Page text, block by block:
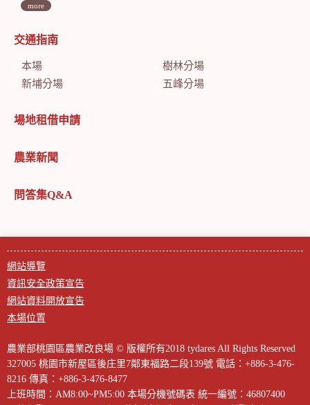
more
交通指南
本場
樹林分場
新埔分場
五峰分場
場地租借申請
農業新聞
問答集Q&A
網站導覽
資訊安全政策宣告
網站資料開放宣告
本場位置
農業部桃園區農業改良場 © 版權所有2018 tydares All Rights Reserved
327005 桃園市新屋區後庄里7鄰東福路二段139號 電話：+886-3-476-
8216 傳真：+886-3-476-8477
上班時間：AM8:00~PM5:00 本場分機號碼表 統一編號：46807400